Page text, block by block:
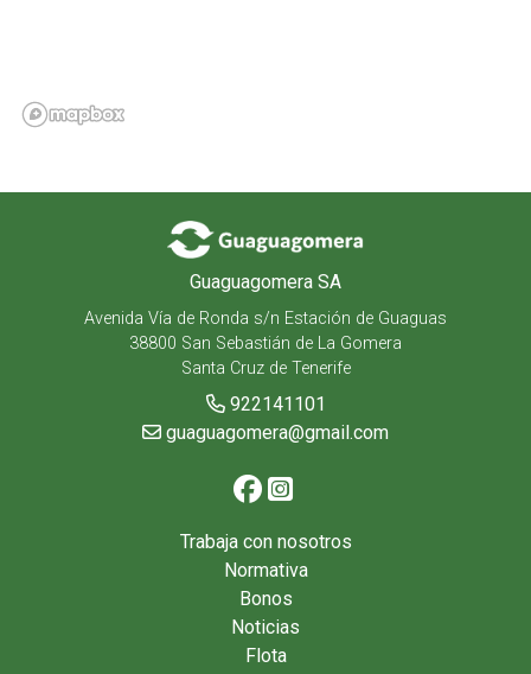
Guaguagomera SA
Avenida Vía de Ronda s/n Estación de Guaguas
38800 San Sebastián de La Gomera
Santa Cruz de Tenerife
922141101
guaguagomera@gmail.com
Trabaja con nosotros
Normativa
Bonos
Noticias
Flota